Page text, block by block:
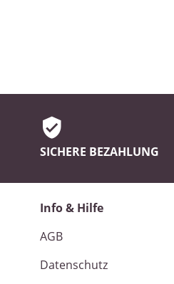
SICHERE BEZAHLUNG
Info & Hilfe
AGB
Datenschutz